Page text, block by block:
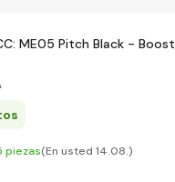
ME05 Pitch Black - Boost
piezas(En usted 14.08.)